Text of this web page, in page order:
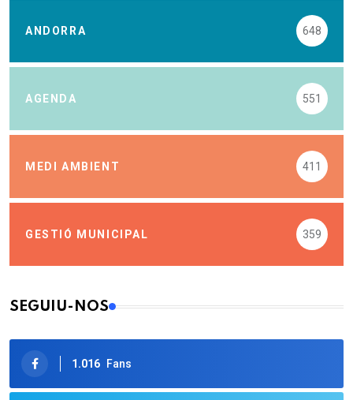
ANDORRA 648
AGENDA 551
MEDI AMBIENT 411
GESTIÓ MUNICIPAL 359
SEGUIU-NOS
1.016 Fans